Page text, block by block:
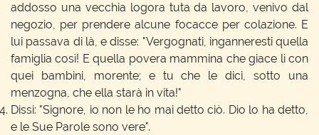
addosso una vecchia logora tuta da lavoro, venivo dal
negozio, per prendere alcune focacce per colazione. E
lui passava di là, e disse: "Vergognati, inganneresti quella
famiglia così! E quella povera mammina che giace lì con
quei bambini, morente; e tu che le dici, sotto una
menzogna, che ella starà in vita!"
Dissi: "Signore, io non le ho mai detto ciò. Dio lo ha detto,
e le Sue Parole sono vere".